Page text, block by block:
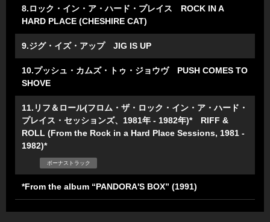
8.ロック・イン・ア・ハード・プレイス ROCK IN A
HARD PLACE (CHESHIRE CAT)
9.ジグ・イズ・アップ JIG IS UP
10.プッシュ・カムズ・トゥ・ジョウヴ PUSH COMES TO
SHOVE
11.リフ＆ロール(フロム・ザ・ロック・イン・ア・ハード・
プレイス・セッションズ、1981年 - 1982年)* RIFF &
ROLL (From the Rock in a Hard Place Sessions, 1981 -
1982)*
ボーナストラック
*From the album “PANDORA'S BOX” (1991)